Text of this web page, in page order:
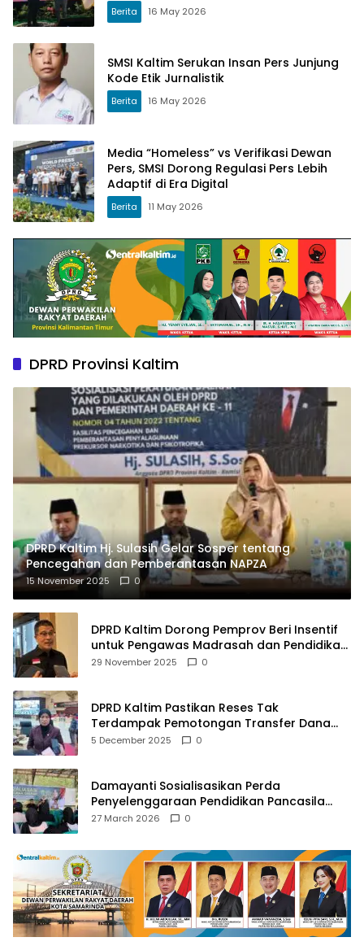
Berita 16 May 2026
SMSI Kaltim Serukan Insan Pers Junjung
Kode Etik Jurnalistik
Berita 16 May 2026
Media “Homeless” vs Verifikasi Dewan
Pers, SMSI Dorong Regulasi Pers Lebih
Adaptif di Era Digital
Berita 11 May 2026
DPRD Provinsi Kaltim
DPRD Kaltim Hj. Sulasih Gelar Sosper tentang
Pencegahan dan Pemberantasan NAPZA
15 November 2025 0
DPRD Kaltim Dorong Pemprov Beri Insentif
untuk Pengawas Madrasah dan Pendidikan
Agama
29 November 2025 0
DPRD Kaltim Pastikan Reses Tak
Terdampak Pemotongan Transfer Dana
Pusat
5 December 2025 0
Damayanti Sosialisasikan Perda
Penyelenggaraan Pendidikan Pancasila
dan Wawasan Kebangsaan
27 March 2026 0